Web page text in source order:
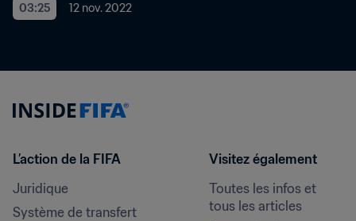
03:25 12 nov. 2022
L’action de la FIFA
Juridique
Système de transfert
Visitez également
Toutes les infos et
tous les articles